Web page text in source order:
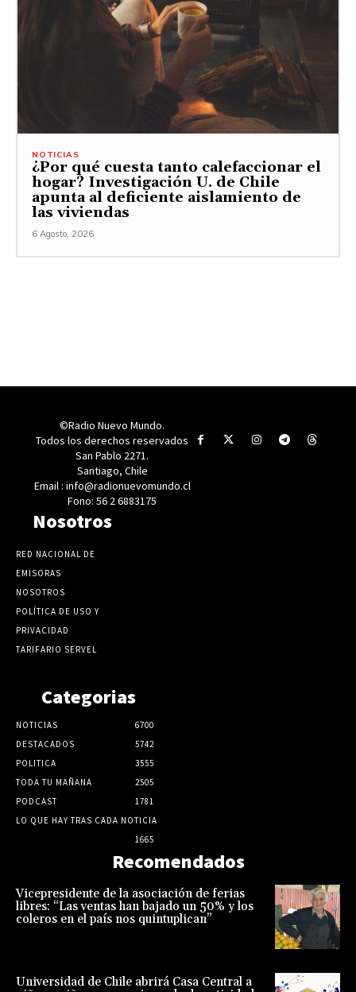
NOTICIAS
¿Por qué cuesta tanto calefaccionar el
hogar? Investigación U. de Chile
apunta al deficiente aislamiento de
las viviendas
6 Agosto, 2026
©Radio Nuevo Mundo.
Todos los derechos reservados
San Pablo 2271.
Santiago, Chile
Email : info@radionuevomundo.cl
Fono: 56 2 6883175
Nosotros
RED NACIONAL DE
EMISORAS
NOSOTROS
POLÍTICA DE USO Y
PRIVACIDAD
TARIFARIO SERVEL
Categorias
NOTICIAS
6700
DESTACADOS
5742
POLITICA
3555
TODA TU MAÑANA
2505
PODCAST
1781
LO QUE HAY TRAS CADA NOTICIA
1665
Recomendados
Vicepresidente de la asociación de ferias
libres: “Las ventas han bajado un 50% y los
coleros en el país nos quintuplican”
Universidad de Chile abrirá Casa Central a